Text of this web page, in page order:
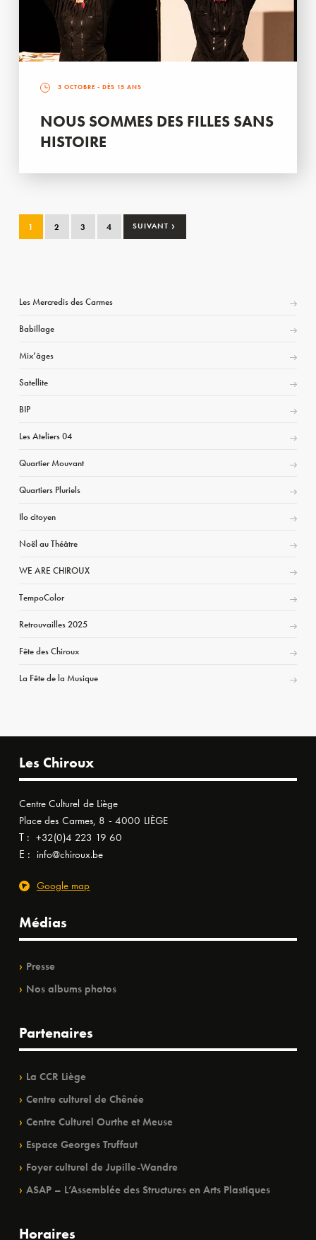
3 OCTOBRE - DÈS 15 ANS
NOUS SOMMES DES FILLES SANS
HISTOIRE
1 2 3 4 SUIVANT ›
Les Mercredis des Carmes
Babillage
Mix’âges
Satellite
BIP
Les Ateliers 04
Quartier Mouvant
Quartiers Pluriels
Ilo citoyen
Noël au Théâtre
WE ARE CHIROUX
TempoColor
Retrouvailles 2025
Fête des Chiroux
La Fête de la Musique
Les Chiroux
Centre Culturel de Liège
Place des Carmes, 8 - 4000 LIÈGE
T : +32(0)4 223 19 60
E : info@chiroux.be
Google map
Médias
Presse
Nos albums photos
Partenaires
La CCR Liège
Centre culturel de Chênée
Centre Culturel Ourthe et Meuse
Espace Georges Truffaut
Foyer culturel de Jupille-Wandre
ASAP – L’Assemblée des Structures en Arts Plastiques
Horaires